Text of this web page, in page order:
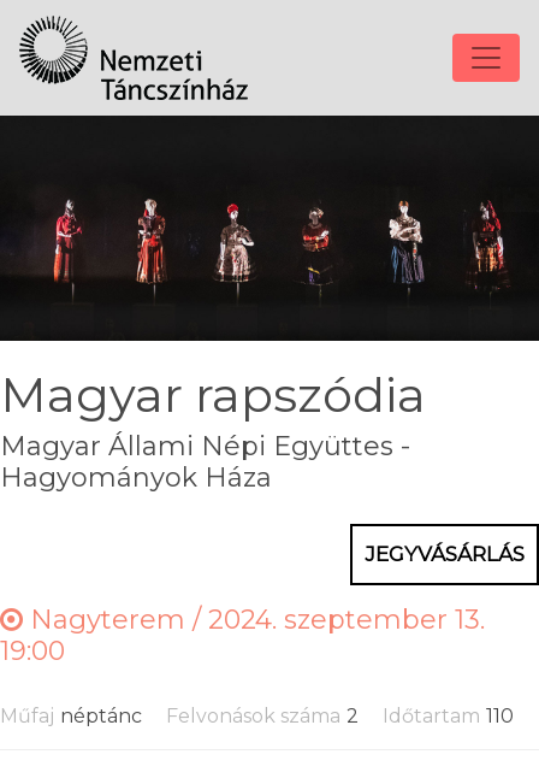
Magyar rapszódia
Magyar Állami Népi Együttes -
Hagyományok Háza
JEGYVÁSÁRLÁS
Nagyterem /2024. szeptember 13.
19:00
Műfaj néptánc Felvonások száma 2 Időtartam 110